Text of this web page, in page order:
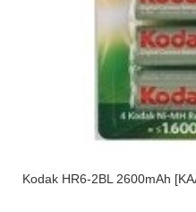
Kodak HR6-2BL 2600mAh